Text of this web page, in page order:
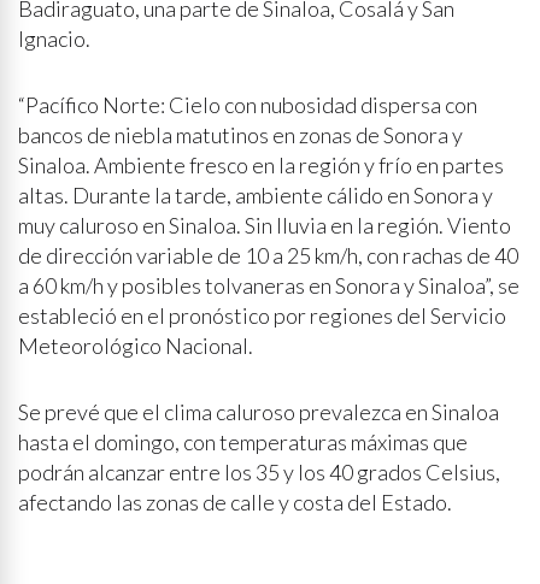
Badiraguato, una parte de Sinaloa, Cosalá y San
Ignacio.
“Pacífico Norte: Cielo con nubosidad dispersa con
bancos de niebla matutinos en zonas de Sonora y
Sinaloa. Ambiente fresco en la región y frío en partes
altas. Durante la tarde, ambiente cálido en Sonora y
muy caluroso en Sinaloa. Sin lluvia en la región. Viento
de dirección variable de 10 a 25 km/h, con rachas de 40
a 60 km/h y posibles tolvaneras en Sonora y Sinaloa”, se
estableció en el pronóstico por regiones del Servicio
Meteorológico Nacional.
Se prevé que el clima caluroso prevalezca en Sinaloa
hasta el domingo, con temperaturas máximas que
podrán alcanzar entre los 35 y los 40 grados Celsius,
afectando las zonas de calle y costa del Estado.